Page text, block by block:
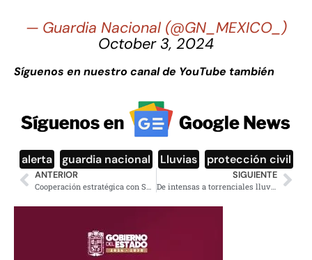
— Guardia Nacional (@GN_MEXICO_)
October 3, 2024
Síguenos en nuestro canal de YouTube también
alerta guardia nacional Lluvias protección civil
ANTERIOR SIGUIENTE
De intensas a torrenciales lluvias al sur, oriente y Península de Yucatán